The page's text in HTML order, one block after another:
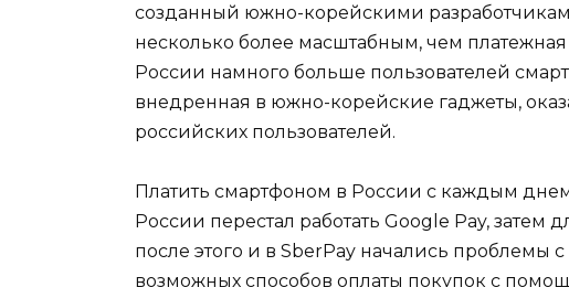
созданный южно-корейскими
несколько более масштабным, чем платежная
России намного больше пользователей
внедренная в южно-корейские гаджеты,
российских пользователей.
Платить смартфоном в России с каждым
России перестал работать Google Pay, затем
после этого и в SberPay начались проблемы
возможных способов оплаты покупок с